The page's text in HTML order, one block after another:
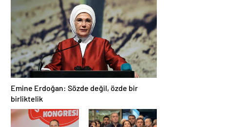
dışından gelecek
Google yetkililerini
dinleyecek
belli oldu! 7 Mayıs
2025 Şans Topu
bilet sonucu
sorgulama ekranı!
Emine Erdoğan: Sözde değil, özde bir
birliktelik